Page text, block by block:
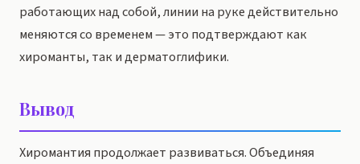
работающих над собой, линии на руке действительно
меняются со временем — это подтверждают как
хироманты, так и дерматоглифики.
Вывод
Хиромантия продолжает развиваться. Объединяя